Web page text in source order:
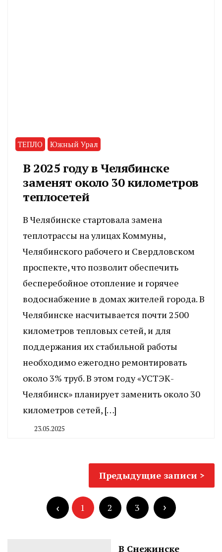
ТЕПЛО Южный Урал
В 2025 году в Челябинске
заменят около 30 километров
теплосетей
В Челябинске стартовала замена
теплотрассы на улицах Коммуны,
Челябинского рабочего и Свердловском
проспекте, что позволит обеспечить
бесперебойное отопление и горячее
водоснабжение в домах жителей города. В
Челябинске насчитывается почти 2500
километров тепловых сетей, и для
поддержания их стабильной работы
необходимо ежегодно ремонтировать
около 3% труб. В этом году «УСТЭК-
Челябинск» планирует заменить около 30
километров сетей, […]
23.05.2025
записям
Предыдущие записи
записей
1 2 3
В Снежинске